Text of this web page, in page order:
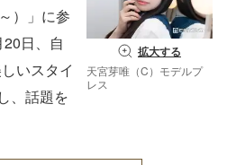
拡大する
天宮芽唯（C）モデルプ
レス
）」に参
20日、自
いスタイ
、話題を